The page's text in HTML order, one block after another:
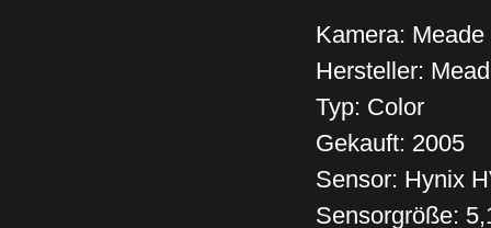
Kamera:
Hersteller:
Typ: Color
Gekauft: 2005
Sensor: Hynix
Sensorgröße: